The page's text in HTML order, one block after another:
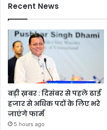
Recent News
बड़ी ख़बर : दिसंबर से पहले ढाई
हजार से अधिक पदों के लिए भरे
जाएंगे फार्म
5 hours ago